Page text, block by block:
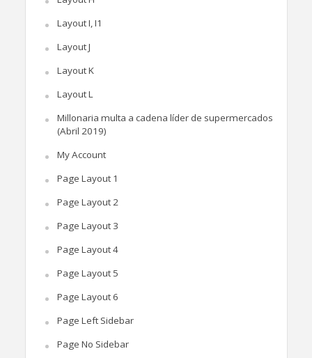
Layout I, I1
Layout J
Layout K
Layout L
Millonaria multa a cadena líder de supermercados
(Abril 2019)
My Account
Page Layout 1
Page Layout 2
Page Layout 3
Page Layout 4
Page Layout 5
Page Layout 6
Page Left Sidebar
Page No Sidebar